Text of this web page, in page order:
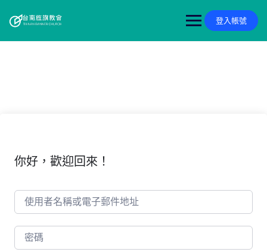
content
登入帳號
你好，歡迎回來！